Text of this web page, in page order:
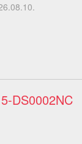
DS0002NC